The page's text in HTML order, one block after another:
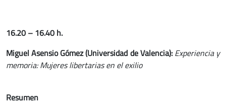
16.20 – 16.40 h.
Miguel Asensio Gómez (Universidad de Valencia): Experiencia y
memoria: Mujeres libertarias en el exilio
Resumen